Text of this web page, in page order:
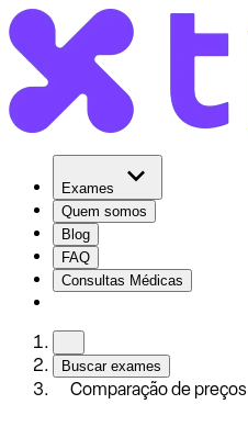
Exames
Quem somos
Blog
FAQ
Consultas Médicas
Buscar exames
Comparação de preços